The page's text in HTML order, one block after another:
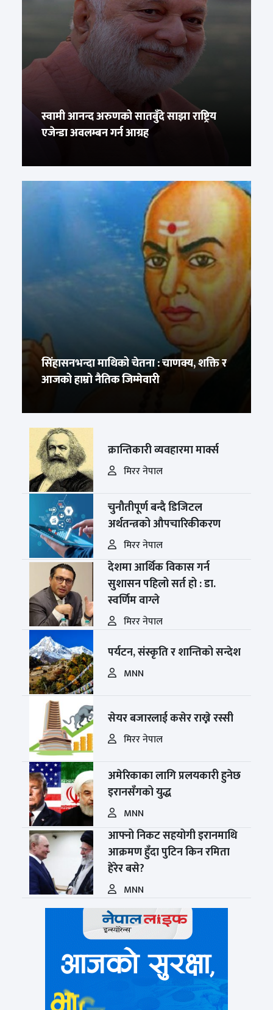
स्वामी आनन्द अरुणको सातबुँदे साझा राष्ट्रिय
एजेन्डा अवलम्बन गर्न आग्रह
सिंहासनभन्दा माथिको चेतना : चाणक्य, शक्ति र
आजको हाम्रो नैतिक जिम्मेवारी
क्रान्तिकारी व्यवहारमा मार्क्स
मिरर नेपाल
चुनौतीपूर्ण बन्दै डिजिटल
अर्थतन्त्रको औपचारिकीकरण
मिरर नेपाल
देशमा आर्थिक विकास गर्न
सुशासन पहिलो सर्त हो : डा.
स्वर्णिम वाग्ले
मिरर नेपाल
पर्यटन, संस्कृति र शान्तिको सन्देश
MNN
सेयर बजारलाई कसेर राख्ने रस्सी
मिरर नेपाल
अमेरिकाका लागि प्रलयकारी हुनेछ
इरानसँगको युद्ध
MNN
आफ्नो निकट सहयोगी इरानमाथि
आक्रमण हुँदा पुटिन किन रमिता
हेरेर बसे?
MNN